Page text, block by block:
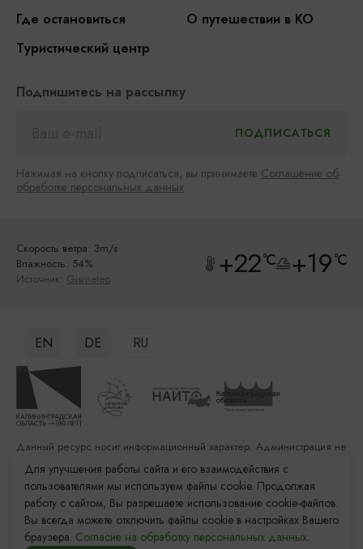
Где остановиться
О путешествии в КО
Туристический центр
Подпишитесь на рассылку
Нажимая на кнопку подписаться, вы принимаете Соглашение об
обработке персональных данных
Скорость ветра: 3m/s
Влажность: 54%
Источник: Gismeteo +22°C +19°C
EN DE RU
© 2011–2026 «Туристский информационный центр
Данный ресурс носит информационный характер. Администрация не
несет ответственности за качество услуг, предоставленных
сторонними организациями
Разработка сайта: «Решение»
Продвижение сайта: Remarka Agency
Для улучшения работы сайта и его взаимодействия с
пользователями мы используем файлы cookie. Продолжая
работу с сайтом, Вы разрешаете использование cookie-файлов.
Вы всегда можете отключить файлы cookie в настройках Вашего
браузера. Согласие на обработку персональных данных.